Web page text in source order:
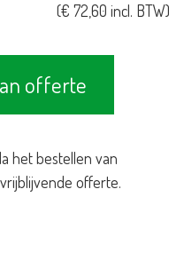
(€ 72,60 incl. BTW)
offerte
het bestellen van
offerte.